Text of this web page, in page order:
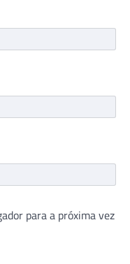
para a próxima vez